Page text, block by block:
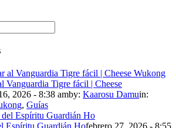
Vanguardia Tigre fácil | Cheese
2026 - 8:38 amby: Kaarosu Damuin:
, Guías
Espíritu Guardián Hofebrero 27, 2026 - 8:55